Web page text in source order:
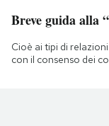
Breve guida alla
Cioè ai tipi di
con il consenso dei